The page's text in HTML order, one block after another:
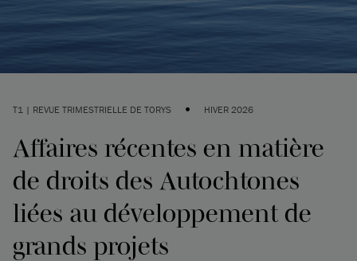
T1 | REVUE TRIMESTRIELLE DE TORYS • HIVER 2026
Affaires récentes en matière
de droits des Autochtones
liées au développement de
grands projets